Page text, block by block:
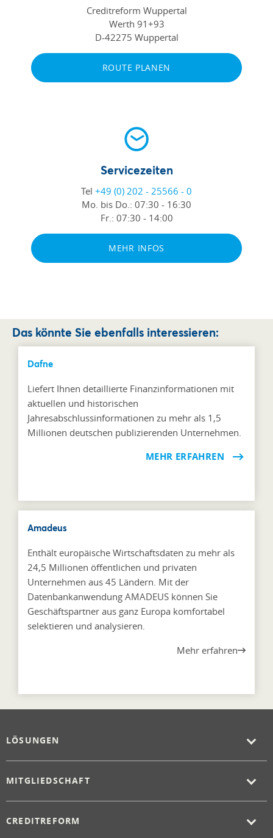
Creditreform Wuppertal
Werth 91+93
D-42275 Wuppertal
ROUTE PLANEN
Servicezeiten
Tel +49 (0) 202 - 25566 - 0
Mo. bis Do.: 07:30 - 16:30
Fr.: 07:30 - 14:00
MEHR INFOS
Das könnte Sie ebenfalls interessieren:
Dafne
Liefert Ihnen detaillierte Finanzinformationen mit
aktuellen und historischen
Jahresabschlussinformationen zu mehr als 1,5
Millionen deutschen publizierenden Unternehmen.
MEHR ERFAHREN
Amadeus
Enthält europäische Wirtschaftsdaten zu mehr als
24,5 Millionen öffentlichen und privaten
Unternehmen aus 45 Ländern. Mit der
Datenbankanwendung AMADEUS können Sie
Geschäftspartner aus ganz Europa komfortabel
selektieren und analysieren.
Mehr erfahren
LÖSUNGEN
MITGLIEDSCHAFT
CREDITREFORM